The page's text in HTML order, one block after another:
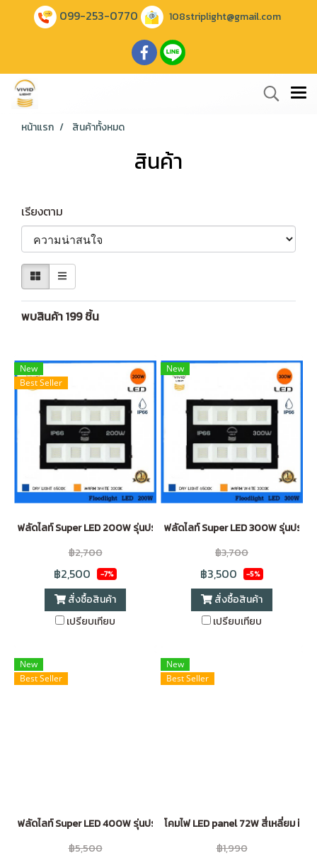
099-253-0770 108striplight@gmail.com
หน้าแรก สินค้าทั้งหมด
สินค้า
เรียงตาม
พบสินค้า 199 ชิ้น
New
Best Seller
ฟลัดไลท์ Super LED 200W รุ่นประหยัด
฿2,700
฿2,500 -7%
สั่งซื้อสินค้า
เปรียบเทียบ
New
ฟลัดไลท์ Super LED 300W รุ่นประห
฿3,700
฿3,500 -5%
สั่งซื้อสินค้า
เปรียบเทียบ
New
Best Seller
ฟลัดไลท์ Super LED 400W รุ่นประหยัด
฿5,500
New
Best Seller
โคมไฟ LED panel 72W สี่เหลี่ยม ฝั
฿1,990